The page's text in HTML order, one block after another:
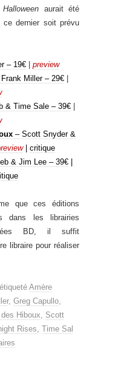
aurait été
dernier soit prévu
– 19€
preview
Miller – 29€
& Time Sale – 39€
– Scott Snyder &
| critique
& Jim Lee – 39€
que ces éditions
dans les librairies
BD, il suffit
libraire pour réaliser
Amère
, Greg Capullo
des Hiboux
Scott
Rises
Time Sal